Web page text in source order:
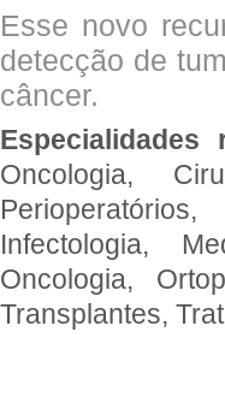
Esse novo
detecção de
câncer.
Especialidades
Oncologia,
Infectologia,
Oncologia,
Transplantes,